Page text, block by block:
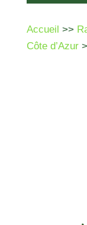
Accueil >>
Côte d’Azur